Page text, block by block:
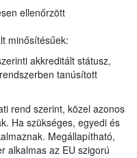
ellenőrzött
minősítésűek:
akkreditált státusz,
tanúsított
rend szerint, közel azonos
Ha szükséges, egyedi és
Megállapítható,
alkalmas az EU szigorú